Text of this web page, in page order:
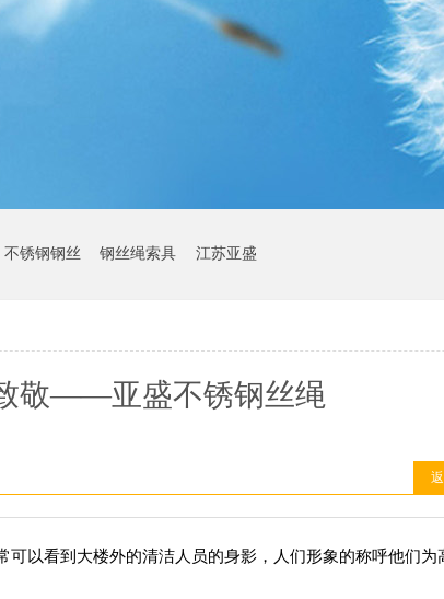
不锈钢钢丝 钢丝绳索具 江苏亚盛
敬——亚盛不锈钢丝绳
以看到大楼外的清洁人员的身影，人们形象的称呼他们为